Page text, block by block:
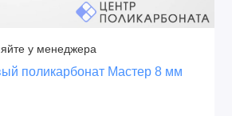
развёрнутом виде
у менеджера
поликарбонат Мастер 8 мм